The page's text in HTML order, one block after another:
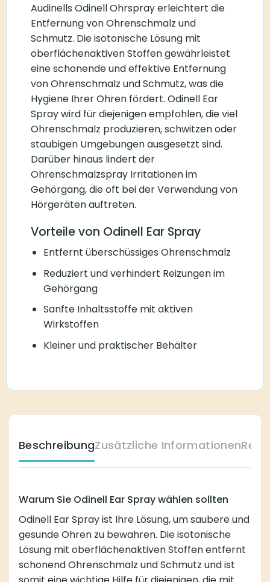
Audinells Odinell Ohrspray erleichtert die
Entfernung von Ohrenschmalz und
Schmutz. Die isotonische Lösung mit
oberflächenaktiven Stoffen gewährleistet
eine schonende und effektive Entfernung
von Ohrenschmalz und Schmutz, was die
Hygiene Ihrer Ohren fördert. Odinell Ear
Spray wird für diejenigen empfohlen, die viel
Ohrenschmalz produzieren, schwitzen oder
staubigen Umgebungen ausgesetzt sind.
Darüber hinaus lindert der
Ohrenschmalzspray Irritationen im
Gehörgang, die oft bei der Verwendung von
Hörgeräten auftreten.
Vorteile von Odinell Ear Spray
Entfernt überschüssiges Ohrenschmalz
Reduziert und verhindert Reizungen im
Gehörgang
Sanfte Inhaltsstoffe mit aktiven
Wirkstoffen
Kleiner und praktischer Behälter
BeschreibungZusätzliche Informationen
Warum Sie Odinell Ear Spray wählen sollten
Odinell Ear Spray ist Ihre Lösung, um saubere und
gesunde Ohren zu bewahren. Die isotonische
Lösung mit oberflächenaktiven Stoffen entfernt
schonend Ohrenschmalz und Schmutz und ist